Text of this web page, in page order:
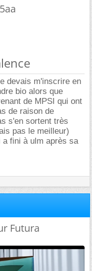
devais m'inscrire en
bio alors que
de MPSI qui ont
de raison de
s'en sortent très
pas le meilleur)
a fini à ulm après sa
Futura